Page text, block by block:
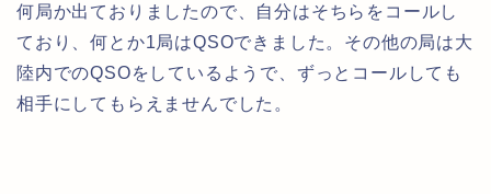
何局か出ておりましたので、自分はそちらをコールし
ており、何とか1局はQSOできました。その他の局は大
陸内でのQSOをしているようで、ずっとコールしても
相手にしてもらえませんでした。